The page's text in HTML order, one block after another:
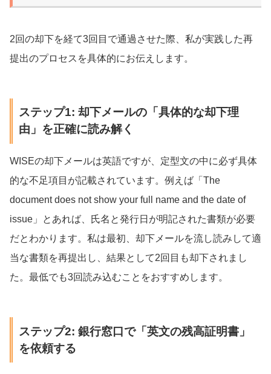
2回の却下を経て3回目で通過させた際、私が実践した再
提出のプロセスを具体的にお伝えします。
ステップ1: 却下メールの「具体的な却下理
由」を正確に読み解く
WISEの却下メールは英語ですが、定型文の中に必ず具体
的な不足項目が記載されています。例えば「The
document does not show your full name and the date of
issue」とあれば、氏名と発行日が明記された書類が必要
だとわかります。私は最初、却下メールを流し読みして適
当な書類を再提出し、結果として2回目も却下されまし
た。最低でも3回読み込むことをおすすめします。
ステップ2: 銀行窓口で「英文の残高証明書」
を依頼する